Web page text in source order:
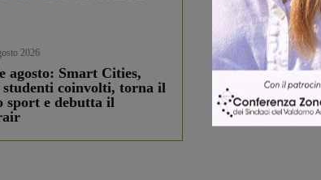
2026
agosto: Smart Cities,
coinvolti, torna il
sport e debutta il